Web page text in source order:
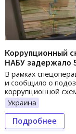
Коррупционный
НАБУ задержало
В рамках
и сообщило о
коррупционной
Украина
Подробнее